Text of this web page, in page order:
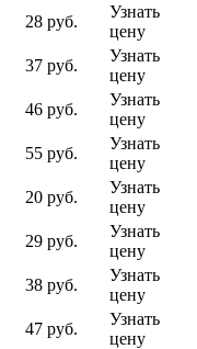
28 руб.
Узнать
цену
37 руб.
Узнать
цену
46 руб.
Узнать
цену
55 руб.
Узнать
цену
20 руб.
Узнать
цену
29 руб.
Узнать
цену
38 руб.
Узнать
цену
47 руб.
Узнать
цену